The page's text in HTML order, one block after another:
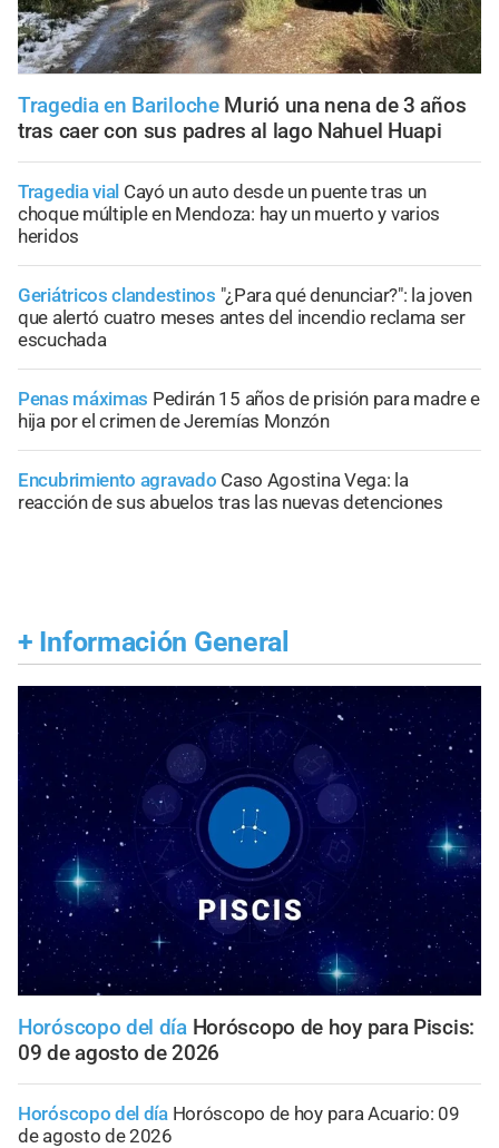
Tragedia en Bariloche Murió una nena de 3 años
tras caer con sus padres al lago Nahuel Huapi
Tragedia vial Cayó un auto desde un puente tras un
choque múltiple en Mendoza: hay un muerto y varios
heridos
Geriátricos clandestinos "¿Para qué denunciar?": la joven
que alertó cuatro meses antes del incendio reclama ser
escuchada
Penas máximas Pedirán 15 años de prisión para madre e
hija por el crimen de Jeremías Monzón
Encubrimiento agravado Caso Agostina Vega: la
reacción de sus abuelos tras las nuevas detenciones
+ Información General
Horóscopo del día Horóscopo de hoy para Piscis:
09 de agosto de 2026
Horóscopo del día Horóscopo de hoy para Acuario: 09
de agosto de 2026